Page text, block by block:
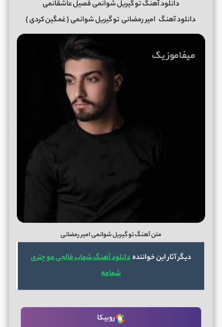
دانلود آهنگ تو گیریل شوانمی قصیل عاشقانمی
دانلود آهنگ امیر رمضانیتو گیریل شوانمی{ غمگین کردی }
متن آهنگ تو گیریل شوانمی امیر رمضانی
دیگر آثار این خوانندهدانلود آهنگ شهاب فالجی مو چتری
شمامه
روبیکا